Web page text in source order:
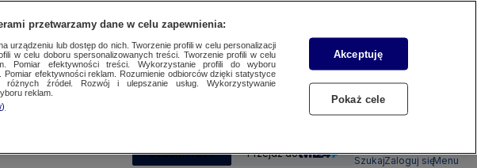
SUBSKRYBUJ Przejdź do
SzukajZaloguj sięMenu
przetwarzamy dane w celu zapewnienia:
urządzeniu lub dostęp do nich. Tworzenie profili w celu personalizacji
w celu doboru spersonalizowanych treści. Tworzenie profili w celu
Pomiar efektywności treści. Wykorzystanie profili do wyboru
Pomiar efektywności reklam. Rozumienie odbiorców dzięki statystyce
źródeł. Rozwój i ulepszanie usług. Wykorzystywanie
reklam.
Akceptuję
Pokaż cele